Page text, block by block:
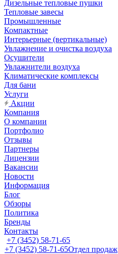
Дизельные тепловые пушки
Тепловые завесы
Промышленные
Компактные
Интерьерные (вертикальные)
Увлажнение и очистка воздуха
Осушители
Увлажнители воздуха
Климатические комплексы
Для бани
Услуги
Акции
Компания
О компании
Портфолио
Отзывы
Партнеры
Лицензии
Вакансии
Новости
Информация
Блог
Обзоры
Политика
Бренды
Контакты
+7 (3452) 58-71-65
+7 (3452) 58-71-65Отдел продаж